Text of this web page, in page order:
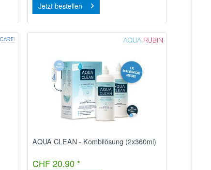
Jetzt bestellen
AQUA CLEAN - Kombilösung (2x360ml)
CHF 20.90 *